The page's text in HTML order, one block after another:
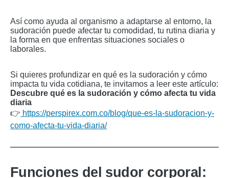
Así como ayuda al organismo a adaptarse al entorno, la
sudoración puede afectar tu comodidad, tu rutina diaria y
la forma en que enfrentas situaciones sociales o
laborales.
Si quieres profundizar en qué es la sudoración y cómo
impacta tu vida cotidiana, te invitamos a leer este artículo:
Descubre qué es la sudoración y cómo afecta tu vida
diaria
👉 https://perspirex.com.co/blog/que-es-la-sudoracion-y-
como-afecta-tu-vida-diaria/
Funciones del sudor corporal: